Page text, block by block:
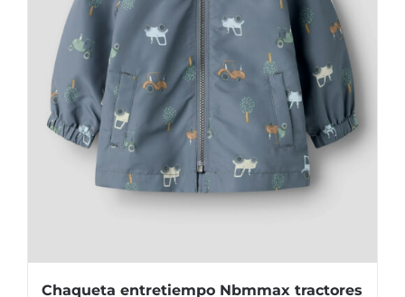
la
página
de
producto
Chaqueta entretiempo Nbmmax tractores